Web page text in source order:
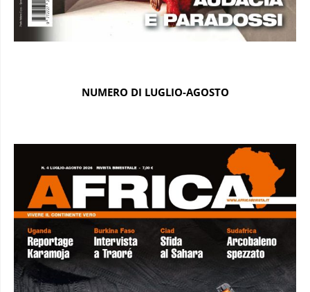
NUMERO DI LUGLIO-AGOSTO